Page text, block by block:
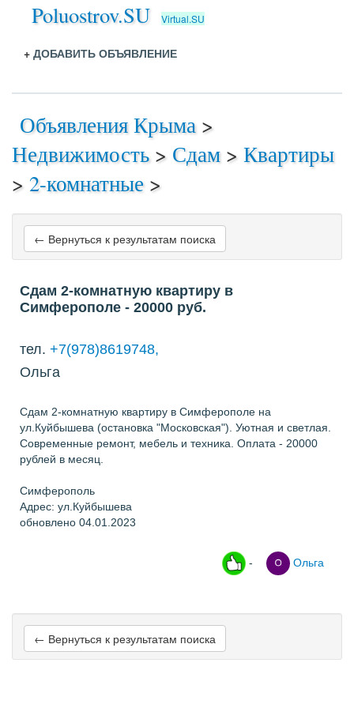
Poluostrov.SU Virtual.SU
+ ДОБАВИТЬ ОБЪЯВЛЕНИЕ
Объявления Крыма >
Недвижимость> Сдам > Квартиры
> 2-комнатные>
← Вернуться к результатам поиска
Сдам 2-комнатную квартиру в
Симферополе - 20000 руб.
тел. +7(978)8619748,
Ольга
Сдам 2-комнатную квартиру в Симферополе на
ул.Куйбышева (остановка "Московская"). Уютная и светлая.
Современные ремонт, мебель и техника. Оплата - 20000
рублей в месяц.
Симферополь
Адрес: ул.Куйбышева
обновлено 04.01.2023
- Ольга
← Вернуться к результатам поиска